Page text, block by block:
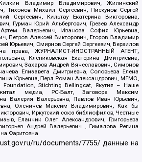
Владимир Владимирович, Жилинский
Тихонов Михаил Сергеевич, Пискунов Сергей
Сергеевич, Кильтау Екатерина Викторовна,
Гурман Юрий Альбертович, Грезев Александр
Валерьевич, Иванова София Юрьевна,
Петров Алексей Викторович, Егоров Владимир
Юрьевич, Смирнов Сергей Сергеевич, Верзилов
права, ЖУРНАЛИСТ-ИНОСТРАННЫЙ АГЕНТ,
Клепиковская Екатерина Дмитриевна,
Захаров Андрей Вячеславович, Симонов
Елизавета Дмитриевна, Соловьева Елена
Юрьевна, Перл Роман Александрович, МЕМО,
Foundation, Stichting Bellingcat, Якутия – Наше
медиа, РС-Балт, Заговора Максим
Валерия Валерьевна, Павлов Иван Юрьевич,
Оленичев Максим Владимирович, Как бы
Иркутский союз библиофилов, Честные
Еланчик Олег Александрович, Григорьева
Андрей Валерьевич , Гималова Регина
Фаритовна
ru/documents/7755/ данные на